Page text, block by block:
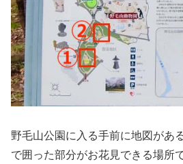
野毛山公園に入る手前に地図があ
で囲った部分がお花見できる場所